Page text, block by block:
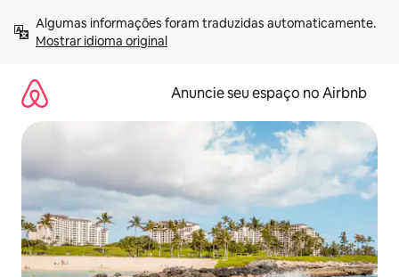
para
Mostrar idioma original
Anuncie seu espaço no Airbnb